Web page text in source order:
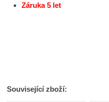
Záruka 5 let
Související zboží: